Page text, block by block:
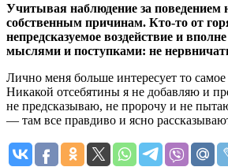
Учитывая наблюдение за поведением
собственным причинам. Кто-то от
непредсказуемое воздействие и
мыслями и поступками: не
Лично меня больше интересует то
Никакой отсебятины я не добавляю и
не предсказываю, не пророчу и не
— там все правдиво и ясно